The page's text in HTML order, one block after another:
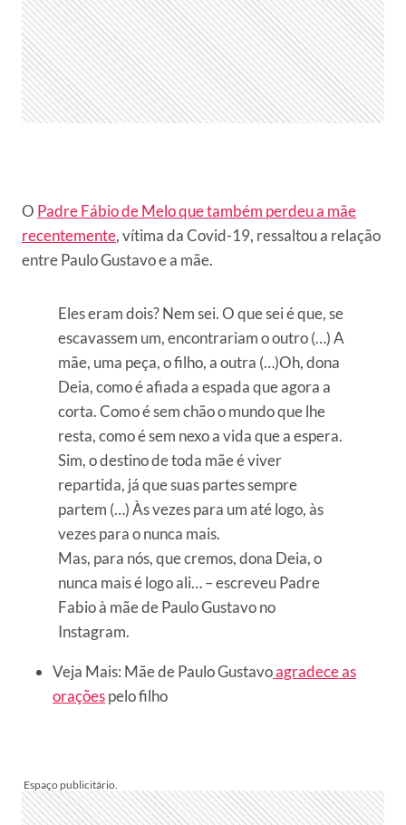
O Padre Fábio de Melo que também perdeu a mãe
recentemente, vítima da Covid-19, ressaltou a relação
entre Paulo Gustavo e a mãe.
Eles eram dois? Nem sei. O que sei é que, se
escavassem um, encontrariam o outro (…) A
mãe, uma peça, o filho, a outra (…)Oh, dona
Deia, como é afiada a espada que agora a
corta. Como é sem chão o mundo que lhe
resta, como é sem nexo a vida que a espera.
Sim, o destino de toda mãe é viver
repartida, já que suas partes sempre
partem (…) Às vezes para um até logo, às
vezes para o nunca mais.
Mas, para nós, que cremos, dona Deia, o
nunca mais é logo ali… – escreveu Padre
Fabio à mãe de Paulo Gustavo no
Instagram.
Veja Mais: Mãe de Paulo Gustavoagradece as
oraçõespelo filho